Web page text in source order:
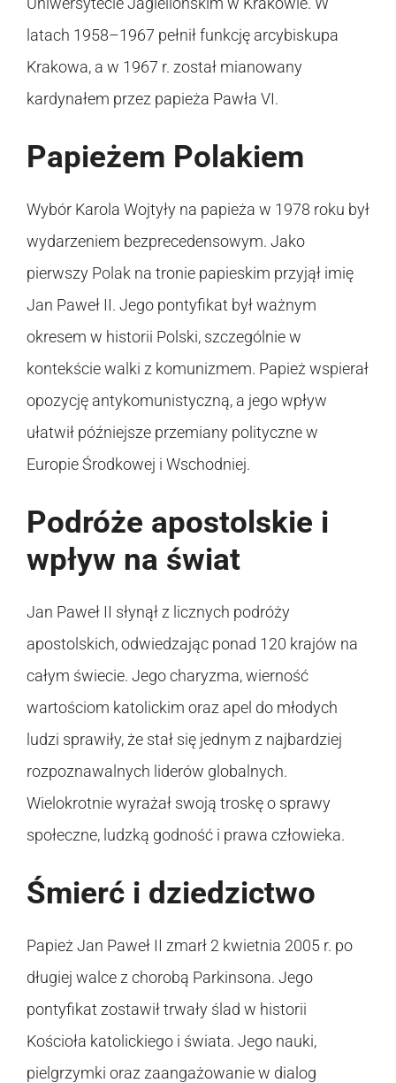
latach 1958–1967 pełnił funkcję arcybiskupa
Krakowa, a w 1967 r. został mianowany
kardynałem przez papieża Pawła VI.
Papieżem Polakiem
Wybór Karola Wojtyły na papieża w 1978 roku był
wydarzeniem bezprecedensowym. Jako
pierwszy Polak na tronie papieskim przyjął imię
Jan Paweł II. Jego pontyfikat był ważnym
okresem w historii Polski, szczególnie w
kontekście walki z komunizmem. Papież wspierał
opozycję antykomunistyczną, a jego wpływ
ułatwił późniejsze przemiany polityczne w
Europie Środkowej i Wschodniej.
Podróże apostolskie i
wpływ na świat
Jan Paweł II słynął z licznych podróży
apostolskich, odwiedzając ponad 120 krajów na
całym świecie. Jego charyzma, wierność
wartościom katolickim oraz apel do młodych
ludzi sprawiły, że stał się jednym z najbardziej
rozpoznawalnych liderów globalnych.
Wielokrotnie wyrażał swoją troskę o sprawy
społeczne, ludzką godność i prawa człowieka.
Śmierć i dziedzictwo
Papież Jan Paweł II zmarł 2 kwietnia 2005 r. po
długiej walce z chorobą Parkinsona. Jego
pontyfikat zostawił trwały ślad w historii
Kościoła katolickiego i świata. Jego nauki,
pielgrzymki oraz zaangażowanie w dialog